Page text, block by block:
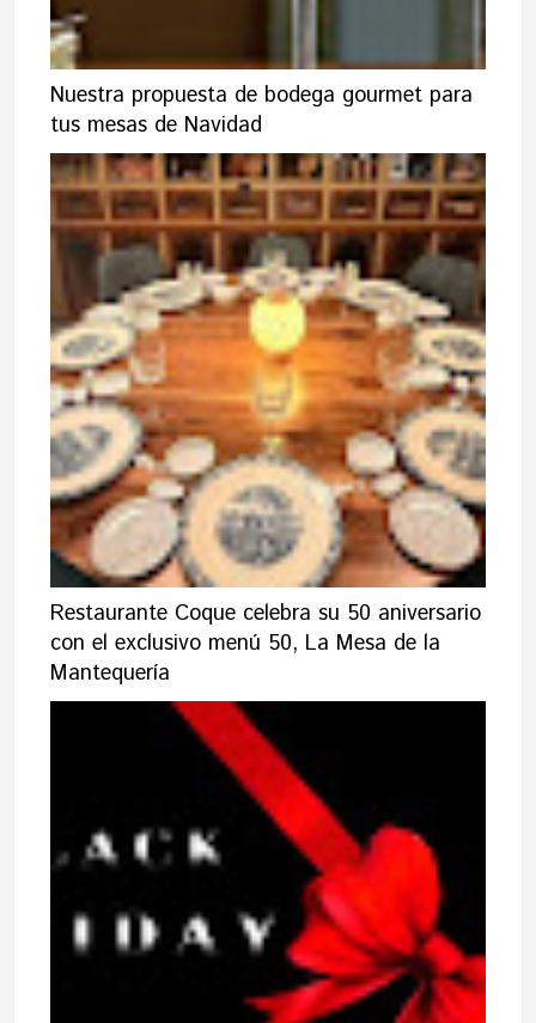
Nuestra propuesta de bodega gourmet para
tus mesas de Navidad
Restaurante Coque celebra su 50 aniversario
con el exclusivo menú 50, La Mesa de la
Mantequería